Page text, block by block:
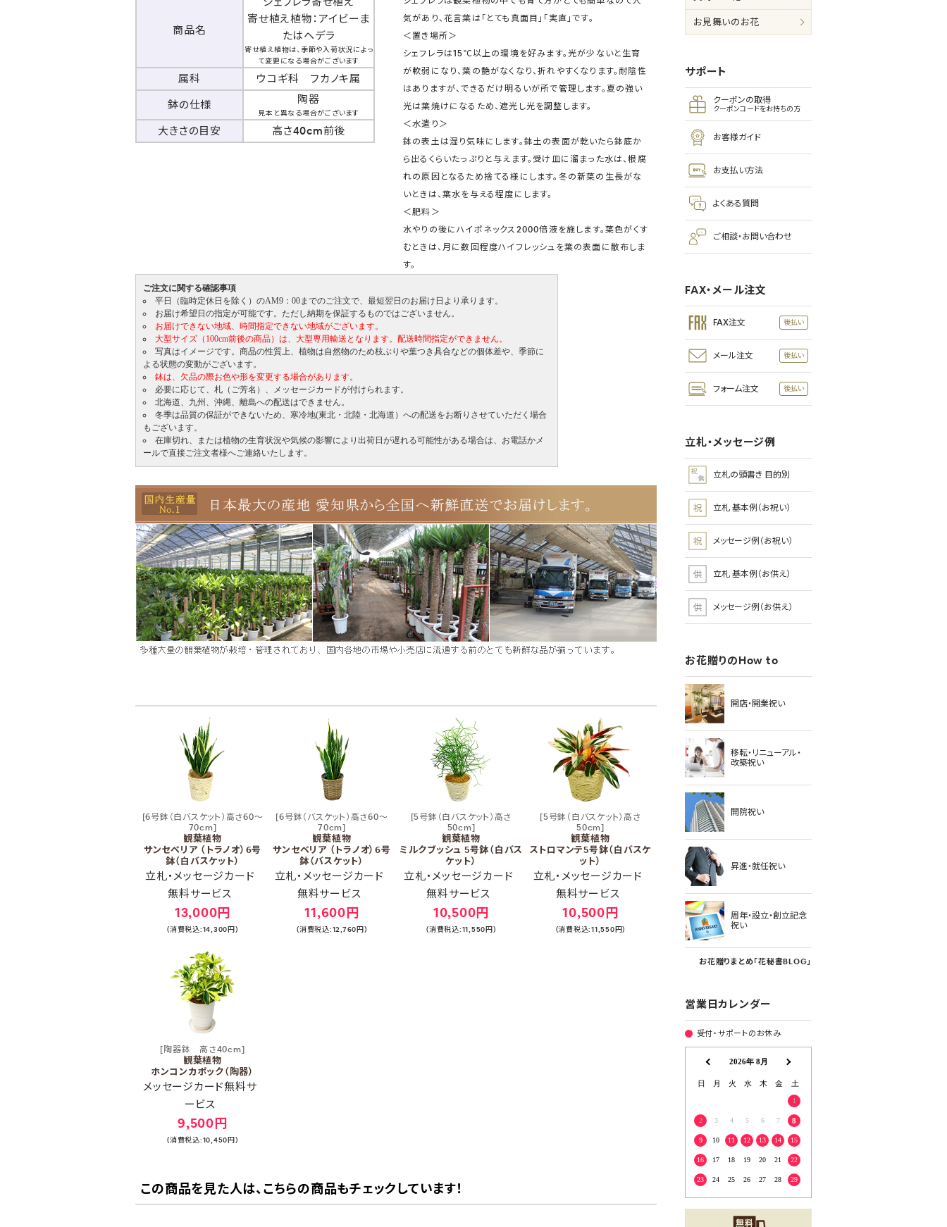
商品名
寄せ植え植物：アイビーま
たはヘデラ
寄せ植え植物は、季節や入荷状況によっ
て変更になる場合がございます
属科
ウコギ科 フカノキ属
鉢の仕様
陶器
見本と異なる場合がございます
大きさの目安 高さ40cm前後
気があり、花言葉は「とても真面目」「実直」です。
＜置き場所＞
シェフレラは15℃以上の環境を好みます。光が少ないと生育
が軟弱になり、葉の艶がなくなり、折れやすくなります。耐陰性
はありますが、できるだけ明るいが所で管理します。夏の強い
光は葉焼けになるため、遮光し光を調整します。
＜水遣り＞
鉢の表土は湿り気味にします。鉢土の表面が乾いたら鉢底か
ら出るくらいたっぷりと与えます。受け皿に溜まった水は、根腐
れの原因となるため捨てる様にします。冬の新葉の生長がな
いときは、葉水を与える程度にします。
＜肥料＞
水やりの後にハイポネックス2000倍液を施します。葉色がくす
むときは、月に数回程度ハイフレッシュを葉の表面に散布しま
す。
[6号鉢（白バスケット）高さ60～
70cm]
観葉植物
サンセベリア （トラノオ）6号
鉢（白バスケット）
立札・メッセージカード
無料サービス
13,000円
(消費税込:14,300円)
[6号鉢（バスケット）高さ60～
70cm]
観葉植物
サンセベリア （トラノオ）6号
鉢（バスケット）
立札・メッセージカード
無料サービス
11,600円
(消費税込:12,760円)
[5号鉢（白バスケット）高さ
50cm]
観葉植物
ミルクブッシュ 5号鉢（白バス
ケット）
立札・メッセージカード
無料サービス
10,500円
(消費税込:11,550円)
[5号鉢（白バスケット）高さ
50cm]
観葉植物
ストロマンテ5号鉢（白バスケ
ット）
立札・メッセージカード
無料サービス
10,500円
(消費税込:11,550円)
[陶器鉢 高さ40cm]
観葉植物
ホンコンカポック（陶器）
メッセージカード無料サ
ービス
9,500円
(消費税込:10,450円)
この商品を見た人は、こちらの商品もチェックしています！
お見舞いのお花
サポート
クーポンの取得
クーポンコードをお持ちの方
お客様ガイド
お支払い方法
よくある質問
ご相談・お問い合わせ
FAX・メール注文
FAX注文
メール注文
フォーム注文
立札・メッセージ例
立札の頭書き 目的別
立札 基本例（お祝い）
メッセージ例（お祝い）
立札 基本例（お供え）
メッセージ例（お供え）
お花贈りのHow to
開店・開業祝い
移転・リニューアル・
改築祝い
開院祝い
昇進・就任祝い
周年・設立・創立記念
祝い
お花贈りまとめ「花秘書BLOG」
営業日カレンダー
受付・サポートのお休み